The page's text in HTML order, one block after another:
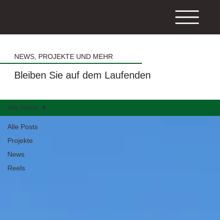
NEWS, PROJEKTE UND MEHR
Bleiben Sie auf dem Laufenden
Alle Posts
Projekte
News
Reels
Alle Posts